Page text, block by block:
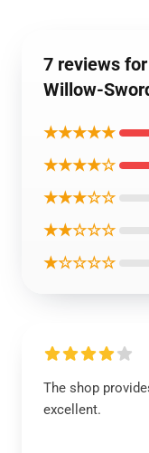
7 reviews
Willow-
★★★★★
★★★★☆
★★★☆☆
★★☆☆☆
★☆☆☆☆
The shop
excellent.